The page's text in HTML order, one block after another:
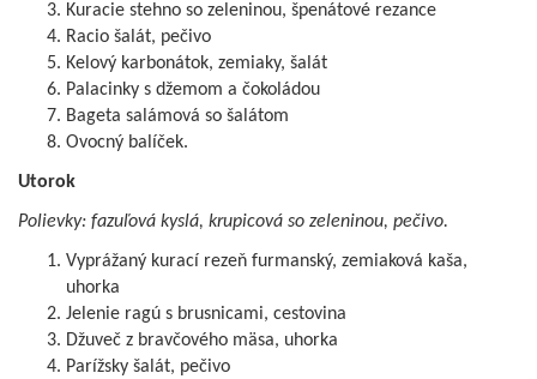
Kuracie stehno so zeleninou, špenátové rezance
Racio šalát, pečivo
Kelový karbonátok, zemiaky, šalát
Palacinky s džemom a čokoládou
Bageta salámová so šalátom
Ovocný balíček.
Utorok
Polievky: fazuľová kyslá, krupicová so zeleninou, pečivo.
Vyprážaný kurací rezeň furmanský, zemiaková kaša,
uhorka
Jelenie ragú s brusnicami, cestovina
Džuveč z bravčového mäsa, uhorka
Parížsky šalát, pečivo